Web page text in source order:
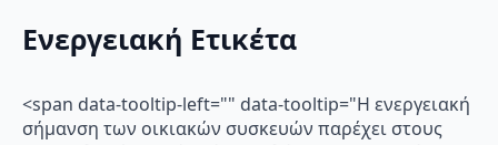
Ενεργειακή Ετικέτα
<span data-tooltip-left="" data-tooltip="Η ενεργειακή
σήμανση των οικιακών συσκευών παρέχει στους